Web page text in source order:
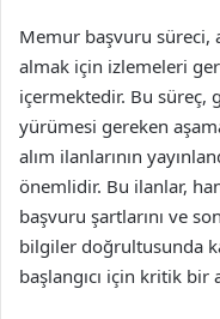
Memur başvuru süreci,
almak için izlemeleri
içermektedir. Bu
yürümesi gereken
alım ilanlarının
önemlidir. Bu ilanlar,
başvuru şartlarını ve
bilgiler doğrultusunda
başlangıcı için kritik bir